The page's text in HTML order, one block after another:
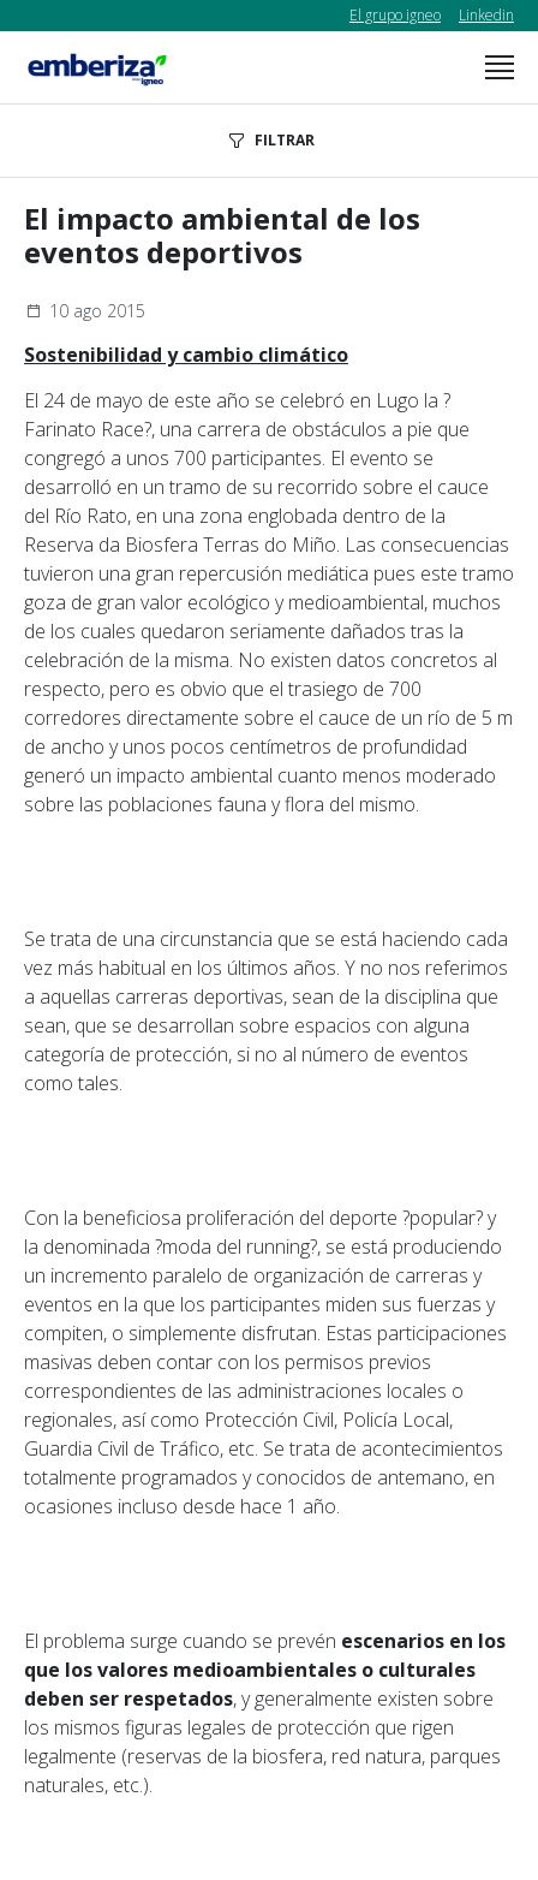
El grupo igneo Linkedin
FILTRAR
El impacto ambiental de los
eventos deportivos
10 ago 2015
Sostenibilidad y cambio climático
El 24 de mayo de este año se celebró en Lugo la ?
Farinato Race?, una carrera de obstáculos a pie que
congregó a unos 700 participantes. El evento se
desarrolló en un tramo de su recorrido sobre el cauce
del Río Rato, en una zona englobada dentro de la
Reserva da Biosfera Terras do Miño. Las consecuencias
tuvieron una gran repercusión mediática pues este tramo
goza de gran valor ecológico y medioambiental, muchos
de los cuales quedaron seriamente dañados tras la
celebración de la misma. No existen datos concretos al
respecto, pero es obvio que el trasiego de 700
corredores directamente sobre el cauce de un río de 5 m
de ancho y unos pocos centímetros de profundidad
generó un impacto ambiental cuanto menos moderado
sobre las poblaciones fauna y flora del mismo.
Se trata de una circunstancia que se está haciendo cada
vez más habitual en los últimos años. Y no nos referimos
a aquellas carreras deportivas, sean de la disciplina que
sean, que se desarrollan sobre espacios con alguna
categoría de protección, si no al número de eventos
como tales.
Con la beneficiosa proliferación del deporte ?popular? y
la denominada ?moda del running?, se está produciendo
un incremento paralelo de organización de carreras y
eventos en la que los participantes miden sus fuerzas y
compiten, o simplemente disfrutan. Estas participaciones
masivas deben contar con los permisos previos
correspondientes de las administraciones locales o
regionales, así como Protección Civil, Policía Local,
Guardia Civil de Tráfico, etc. Se trata de acontecimientos
totalmente programados y conocidos de antemano, en
ocasiones incluso desde hace 1 año.
El problema surge cuando se prevén escenarios en los
que los valores medioambientales o culturales
deben ser respetados, y generalmente existen sobre
los mismos figuras legales de protección que rigen
legalmente (reservas de la biosfera, red natura, parques
naturales, etc.).